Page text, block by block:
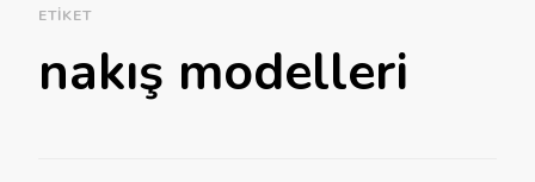
ETIKET
nakış modelleri